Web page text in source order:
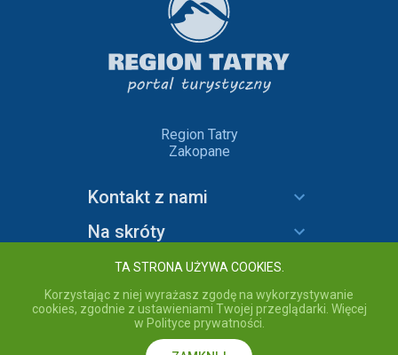
Region Tatry
Zakopane
Kontakt z nami
Na skróty
Informacje
copyright © 2020 Region Tatry - wszelkie prawa zastrzeżone.
Przebywając na stronie akceptujesz Politykę prywatności
TA STRONA UŻYWA COOKIES.
Korzystając z niej wyrażasz zgodę na wykorzystywanie
cookies, zgodnie z ustawieniami Twojej przeglądarki. Więcej
w Polityce prywatności.